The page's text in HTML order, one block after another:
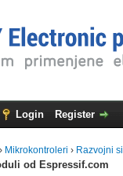
Login Register
› Mikrokontroleri › Razvojni
od Espressif.com